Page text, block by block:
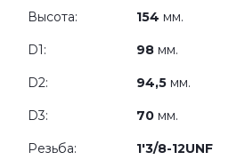
Высота: 154 мм.
D1: 98 мм.
D2: 94,5 мм.
D3: 70 мм.
Резьба: 1'3/8-12UNF